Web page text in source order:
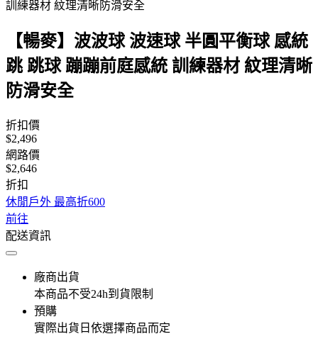
訓練器材 紋理清晰防滑安全
【暢麥】波波球 波速球 半圓平衡球 感統
跳 跳球 蹦蹦前庭感統 訓練器材 紋理清晰
防滑安全
折扣價
$2,496
網路價
$2,646
折扣
休閒戶外 最高折600
前往
配送資訊
廠商出貨
本商品不受24h到貨限制
預購
實際出貨日依選擇商品而定